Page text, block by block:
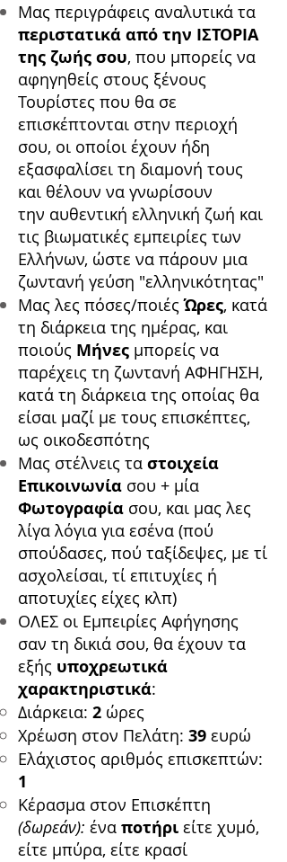
Μας περιγράφεις αναλυτικά τα
περιστατικά από την ΙΣΤΟΡΙΑ
της ζωής σου, που μπορείς να
αφηγηθείς στους ξένους
Τουρίστες που θα σε
επισκέπτονται στην περιοχή
σου, οι οποίοι έχουν ήδη
εξασφαλίσει τη διαμονή τους
και θέλουν να γνωρίσουν
την αυθεντική ελληνική ζωή και
τις βιωματικές εμπειρίες των
Ελλήνων, ώστε να πάρουν μια
ζωντανή γεύση "ελληνικότητας"
Μας λες πόσες/ποιέςΏρες, κατά
τη διάρκεια της ημέρας, και
ποιούς Μήνες μπορείς να
παρέχεις τη ζωντανή ΑΦΗΓΗΣΗ,
κατά τη διάρκεια της οποίας θα
είσαι μαζί με τους επισκέπτες,
ως οικοδεσπότης
Μας στέλνεις τα στοιχεία
Επικοινωνία σου + μία
Φωτογραφία σου, και μας λες
λίγα λόγια για εσένα (πού
σπούδασες, πού ταξίδεψες, με τί
ασχολείσαι, τί επιτυχίες ή
αποτυχίες είχες κλπ)
ΟΛΕΣ οι Εμπειρίες Αφήγησης
σαν τη δικιά σου, θα έχουν τα
εξής υποχρεωτικά
χαρακτηριστικά:
Διάρκεια: 2 ώρες​
Χρέωση στον Πελάτη: 39 ευρώ
Ελάχιστος αριθμός επισκεπτών:
1
Κέρασμα στον Επισκέπτη
(δωρεάν): ένα ποτήρι είτε χυμό,
είτε μπύρα, είτε κρασί